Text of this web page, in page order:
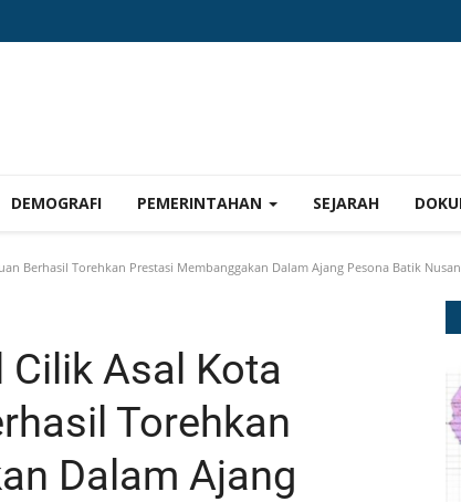
DEMOGRAFI PEMERINTAHAN SEJARAH
Berhasil Torehkan Prestasi Membanggakan Dalam Ajang Pesona Batik
Asal Kota
Torehkan
Dalam Ajang